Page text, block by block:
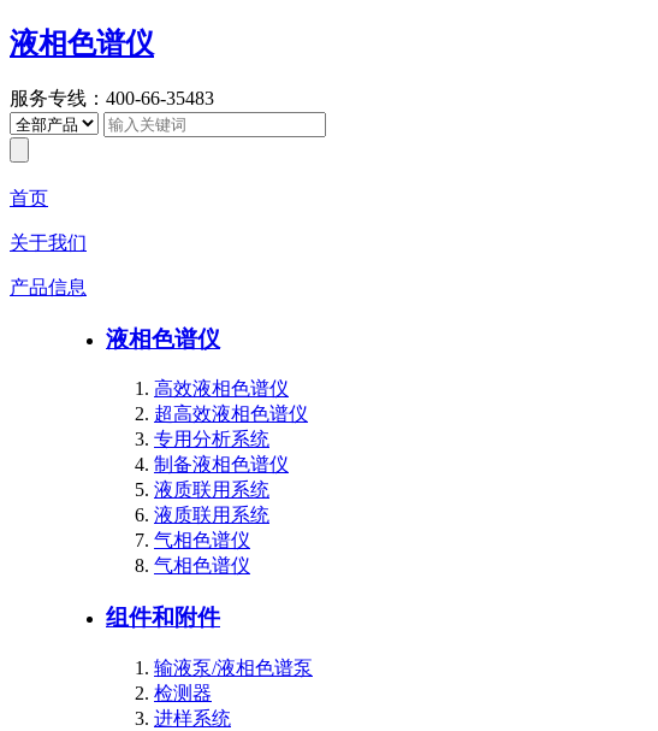
液相色谱仪
服务专线：400-66-35483
首页
关于我们
产品信息
液相色谱仪
高效液相色谱仪
超高效液相色谱仪
专用分析系统
制备液相色谱仪
液质联用系统
液质联用系统
气相色谱仪
气相色谱仪
组件和附件
输液泵/液相色谱泵
检测器
进样系统